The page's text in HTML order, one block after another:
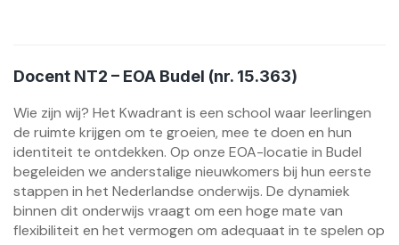
Docent NT2 – EOA Budel (nr. 15.363)
Wie zijn wij? Het Kwadrant is een school waar leerlingen
de ruimte krijgen om te groeien, mee te doen en hun
identiteit te ontdekken. Op onze EOA-locatie in Budel
begeleiden we anderstalige nieuwkomers bij hun eerste
stappen in het Nederlandse onderwijs. De dynamiek
binnen dit onderwijs vraagt om een hoge mate van
flexibiliteit en het vermogen om adequaat in te spelen op